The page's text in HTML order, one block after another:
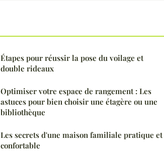
Étapes pour réussir la pose du voilage et
double rideaux
Optimiser votre espace de rangement : Les
astuces pour bien choisir une étagère ou une
bibliothèque
Les secrets d'une maison familiale pratique et
confortable